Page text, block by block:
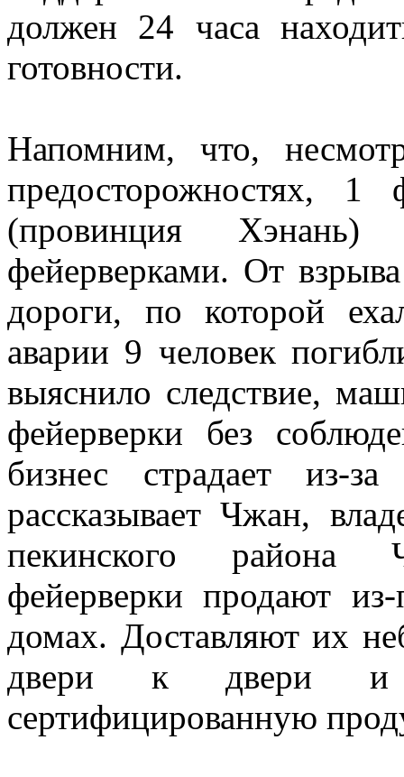
должен 24 часа
готовности.
Напомним, что,
предосторожностях, 1
(провинция Хэнань)
фейерверками. От
дороги, по которой
аварии 9 человек
выяснило следствие,
фейерверки без
бизнес страдает из-
рассказывает Чжан,
пекинского района
фейерверки продают
домах. Доставляют их
двери к двери и
сертифицированную